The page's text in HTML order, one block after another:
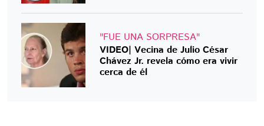
"FUE UNA SORPRESA"
VIDEO| Vecina de Julio César
Chávez Jr. revela cómo era vivir
cerca de él